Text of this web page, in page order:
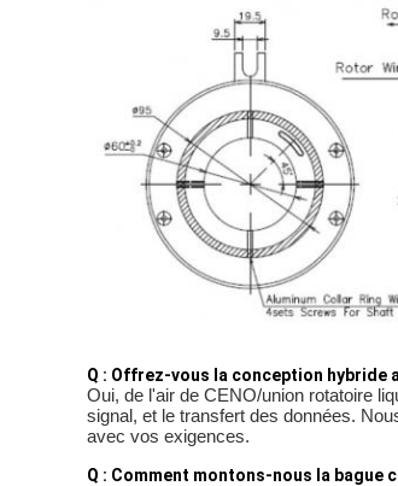
Q : Offrez-vous la conception hybride
Oui, de l'air de CENO/union rotatoire
signal, et le transfert des données.
avec vos exigences.
Q : Comment montons-nous la bague